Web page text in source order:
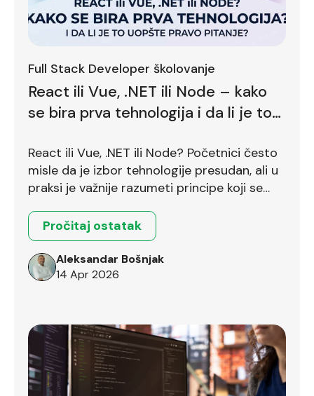
Full Stack Developer školovanje
React ili Vue, .NET ili Node – kako
se bira prva tehnologija i da li je to
React ili Vue, .NET ili Node? Početnici često
misle da je izbor tehnologije presudan, ali u
praksi je važnije razumeti principe koji se
Pročitaj ostatak
Aleksandar Bošnjak
14 Apr 2026